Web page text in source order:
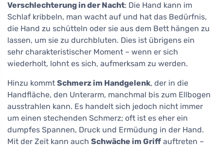
Verschlechterung in der Nacht: Die Hand kann im
Schlaf kribbeln, man wacht auf und hat das Bedürfnis,
die Hand zu schütteln oder sie aus dem Bett hängen zu
lassen, um sie zu durchbluten. Dies ist übrigens ein
sehr charakteristischer Moment – wenn er sich
wiederholt, lohnt es sich, aufmerksam zu werden.
Hinzu kommt Schmerz im Handgelenk, der in die
Handfläche, den Unterarm, manchmal bis zum Ellbogen
ausstrahlen kann. Es handelt sich jedoch nicht immer
um einen stechenden Schmerz; oft ist es eher ein
dumpfes Spannen, Druck und Ermüdung in der Hand.
Mit der Zeit kann auch Schwäche im Griff auftreten –